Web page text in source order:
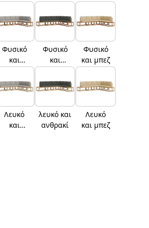
Φυσικό
και
ανοιχτό
γκρι
Φυσικό
και
ανθρακί
Φυσικό
και μπεζ
Λευκό
και
λευκό και
ανθρακί
Λευκό
και μπεζ